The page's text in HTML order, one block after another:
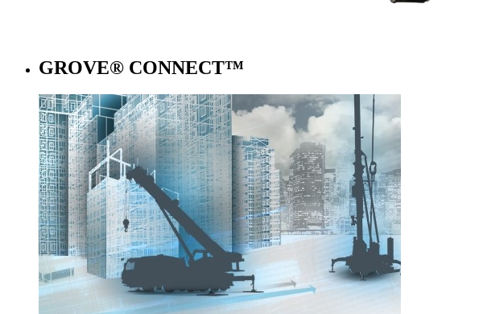
GROVE® CONNECT™